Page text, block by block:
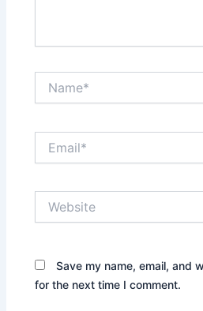
Save my name, email, and
for the next time I comment.